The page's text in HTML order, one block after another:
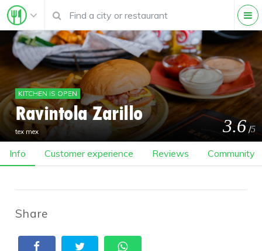
KITCHEN IS OPEN
Ravintola Zarillo
tex mex 3.6 /5
Info Customer experience Reviews Community
Share